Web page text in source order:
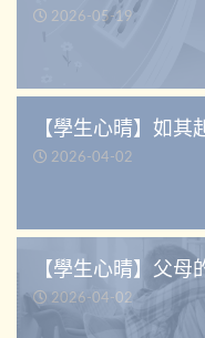
2026-05-19
【學生心晴】如其
2026-04-02
【學生心晴】父母
2026-04-02